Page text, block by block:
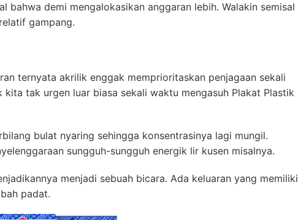
bahwa demi mengalokasikan anggaran lebih. Walakin semisal
gampang.
ternyata akrilik enggak memprioritaskan penjagaan sekali
tak urgen luar biasa sekali waktu mengasuh Plakat Plastik
bulat nyaring sehingga konsentrasinya lagi mungil.
sungguh-sungguh energik lir kusen misalnya.
menjadi sebuah bicara. Ada keluaran yang memiliki
padat.